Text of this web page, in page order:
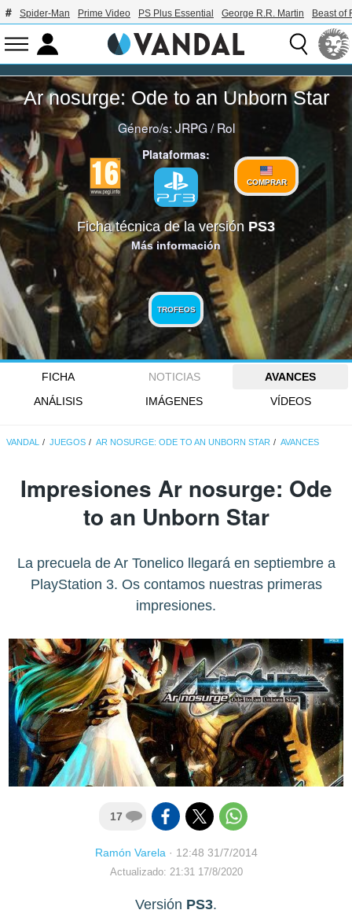
Spider-Man Prime Video PS Plus Essential George R.R. Martin Beast of
Ar nosurge: Ode to an Unborn Star
Género/s:JRPG/Rol
Plataformas:
COMPRAR
Ficha técnica de la versión PS3
Más información
TROFEOS
FICHA NOTICIAS
AVANCES
ANÁLISIS
IMÁGENES VÍDEOS
VANDAL JUEGOS AR NOSURGE: ODE TO AN UNBORN STAR AVANCES
Impresiones Ar nosurge: Ode
to an Unborn Star
La precuela de Ar Tonelico llegará en septiembre a
PlayStation 3. Os contamos nuestras primeras
impresiones.
17
Ramón Varela · 12:48 31/7/2014
Actualizado: 21:31 17/8/2020
Versión PS3.